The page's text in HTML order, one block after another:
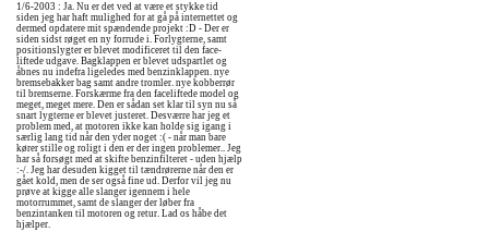
1/6-2003 : Ja. Nu er det ved at være et stykke tid
siden jeg har haft mulighed for at gå på internettet og
dermed opdatere mit spændende projekt :D - Der er
siden sidst røget en ny forrude i. Forlygterne, samt
positionslygter er blevet modificeret til den face-
liftede udgave. Bagklappen er blevet udspartlet og
åbnes nu indefra ligeledes med benzinklappen. nye
bremsebakker bag samt andre tromler. nye kobberrør
til bremserne. Forskærme fra den faceliftede model og
meget, meget mere. Den er sådan set klar til syn nu så
snart lygterne er blevet justeret. Desværre har jeg et
problem med, at motoren ikke kan holde sig igang i
særlig lang tid når den yder noget :( - når man bare
kører stille og roligt i den er der ingen problemer.. Jeg
har så forsøgt med at skifte benzinfilteret - uden hjælp
:-/. Jeg har desuden kigget til tændrørerne når den er
gået kold, men de ser også fine ud. Derfor vil jeg nu
prøve at kigge alle slanger igennem i hele
motorrummet, samt de slanger der løber fra
benzintanken til motoren og retur. Lad os håbe det
hjælper.